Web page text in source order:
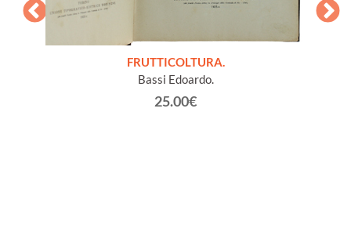
FRUTTICOLTURA.
Bassi Edoardo.
25.00€